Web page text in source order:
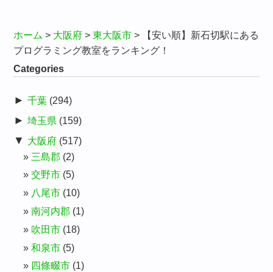
ホーム > 大阪府 >東大阪市 >
【安い順】新石切駅にある
プログラミング教室をランキング！
Categories
► 千葉 (294)
► 埼玉県 (159)
▼ 大阪府 (517)
三島郡 (2)
交野市 (5)
八尾市 (10)
南河内郡 (1)
吹田市 (18)
和泉市 (5)
四條畷市 (1)